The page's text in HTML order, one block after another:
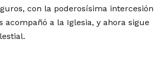
con la poderosísima
acompañó a la Iglesia, y ahora sigue